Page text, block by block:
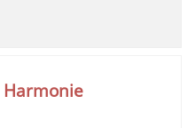
Harmonie